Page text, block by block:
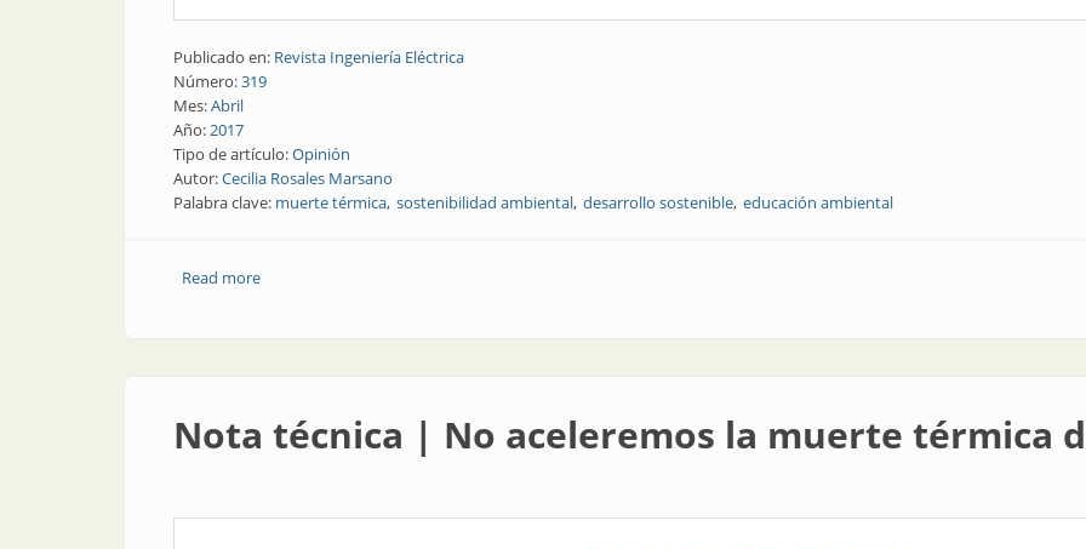
Publicado en: Revista Ingeniería Eléctrica
Número:319
Mes:Abril
Año:2017
Tipo de artículo:Opinión
Autor:Cecilia Rosales Marsano
Palabra clave: muerte térmica sostenibilidad ambiental desarrollo sostenible educación ambiental
Read moreabout Opinión | No aceleremos la muerte térmica del Universo
Nota técnica | No aceleremos la muerte térmica